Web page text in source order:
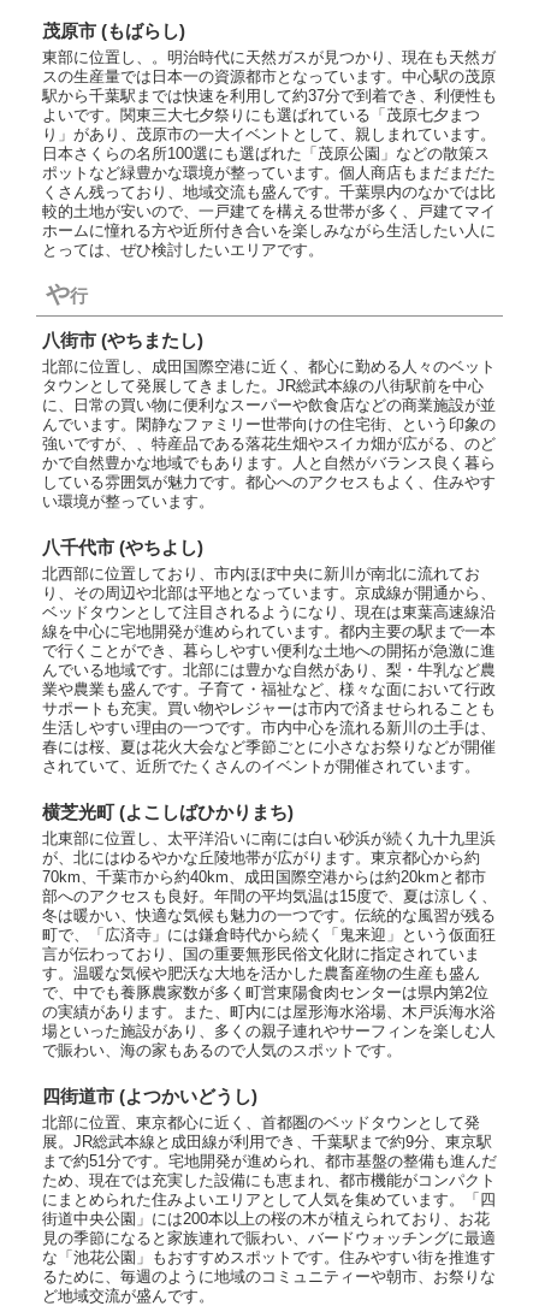
茂原市 (もばらし)
東部に位置し、。明治時代に天然ガスが見つかり、現在も天然ガ
スの生産量では日本一の資源都市となっています。中心駅の茂原
駅から千葉駅までは快速を利用して約37分で到着でき、利便性も
よいです。関東三大七夕祭りにも選ばれている「茂原七夕まつ
り」があり、茂原市の一大イベントとして、親しまれています。
日本さくらの名所100選にも選ばれた「茂原公園」などの散策ス
ポットなど緑豊かな環境が整っています。個人商店もまだまだた
くさん残っており、地域交流も盛んです。千葉県内のなかでは比
較的土地が安いので、一戸建てを構える世帯が多く、戸建てマイ
ホームに憧れる方や近所付き合いを楽しみながら生活したい人に
とっては、ぜひ検討したいエリアです。
や行
八街市 (やちまたし)
北部に位置し、成田国際空港に近く、都心に勤める人々のベット
タウンとして発展してきました。JR総武本線の八街駅前を中心
に、日常の買い物に便利なスーパーや飲食店などの商業施設が並
んでいます。閑静なファミリー世帯向けの住宅街、という印象の
強いですが、、特産品である落花生畑やスイカ畑が広がる、のど
かで自然豊かな地域でもあります。人と自然がバランス良く暮ら
している雰囲気が魅力です。都心へのアクセスもよく、住みやす
い環境が整っています。
八千代市 (やちよし)
北西部に位置しており、市内ほぼ中央に新川が南北に流れてお
り、その周辺や北部は平地となっています。京成線が開通から、
ベッドタウンとして注目されるようになり、現在は東葉高速線沿
線を中心に宅地開発が進められています。都内主要の駅まで一本
で行くことができ、暮らしやすい便利な土地への開拓が急激に進
んでいる地域です。北部には豊かな自然があり、梨・牛乳など農
業や農業も盛んです。子育て・福祉など、様々な面において行政
サポートも充実。買い物やレジャーは市内で済ませられることも
生活しやすい理由の一つです。市内中心を流れる新川の土手は、
春には桜、夏は花火大会など季節ごとに小さなお祭りなどが開催
されていて、近所でたくさんのイベントが開催されています。
横芝光町 (よこしばひかりまち)
北東部に位置し、太平洋沿いに南には白い砂浜が続く九十九里浜
が、北にはゆるやかな丘陵地帯が広がります。東京都心から約
70km、千葉市から約40km、成田国際空港からは約20kmと都市
部へのアクセスも良好。年間の平均気温は15度で、夏は涼しく、
冬は暖かい、快適な気候も魅力の一つです。伝統的な風習が残る
町で、「広済寺」には鎌倉時代から続く「鬼来迎」という仮面狂
言が伝わっており、国の重要無形民俗文化財に指定されていま
す。温暖な気候や肥沃な大地を活かした農畜産物の生産も盛ん
で、中でも養豚農家数が多く町営東陽食肉センターは県内第2位
の実績があります。また、町内には屋形海水浴場、木戸浜海水浴
場といった施設があり、多くの親子連れやサーフィンを楽しむ人
で賑わい、海の家もあるので人気のスポットです。
四街道市 (よつかいどうし)
北部に位置、東京都心に近く、首都圏のベッドタウンとして発
展。JR総武本線と成田線が利用でき、千葉駅まで約9分、東京駅
まで約51分です。宅地開発が進められ、都市基盤の整備も進んだ
ため、現在では充実した設備にも恵まれ、都市機能がコンパクト
にまとめられた住みよいエリアとして人気を集めています。「四
街道中央公園」には200本以上の桜の木が植えられており、お花
見の季節になると家族連れで賑わい、バードウォッチングに最適
な「池花公園」もおすすめスポットです。住みやすい街を推進す
るために、毎週のように地域のコミュニティーや朝市、お祭りな
ど地域交流が盛んです。